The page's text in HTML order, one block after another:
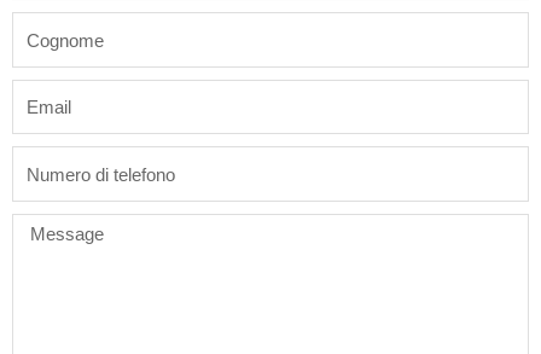
Message